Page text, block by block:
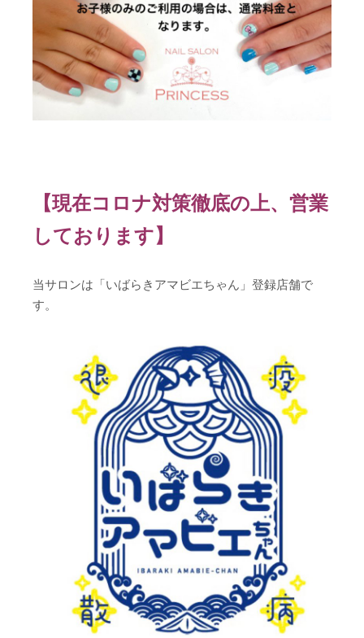
【現在コロナ対策徹底の上、営業
しております】
当サロンは「いばらきアマビエちゃん」登録店舗で
す。